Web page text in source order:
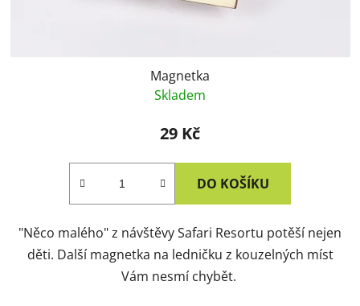
Magnetka
Skladem
29 Kč
DO KOŠÍKU
"Něco malého" z návštěvy Safari Resortu potěší nejen
děti. Další magnetka na ledničku z kouzelných míst
Vám nesmí chybět.